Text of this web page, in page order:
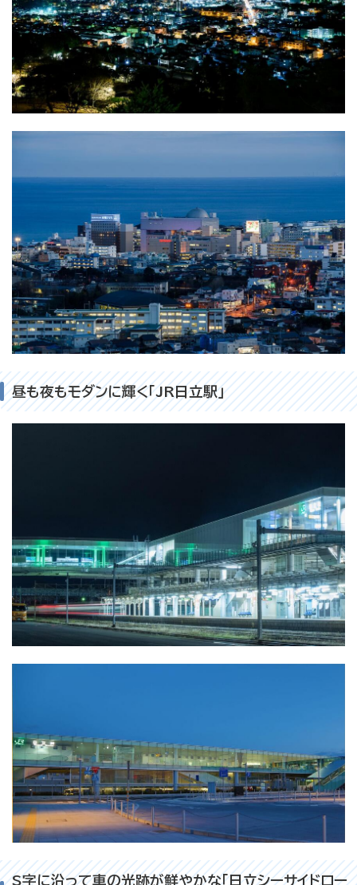
昼も夜もモダンに輝く「JR日立駅」
S字に沿って車の光跡が鮮やかな「日立シーサイドロー